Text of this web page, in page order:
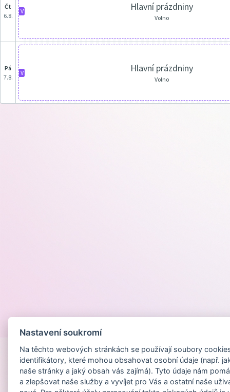
čt
6.8.
V Hlavní prázdniny
Volno
pá
7.8.
V Hlavní prázdniny
Volno
Nastavení soukromí
Na těchto webových stránkách se používají soubory
identifikátory, které mohou obsahovat osobní údaje (např.
naše stránky a jaký obsah vás zajímá). Tyto údaje nám
a zlepšovat naše služby a vyvíjet pro Vás a ostatní naše